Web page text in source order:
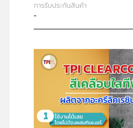
การรับประกันสินค้า
-